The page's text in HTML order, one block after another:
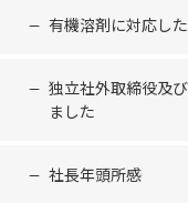
有機溶剤に対応し
独立社外取締役及
ました
社長年頭所感